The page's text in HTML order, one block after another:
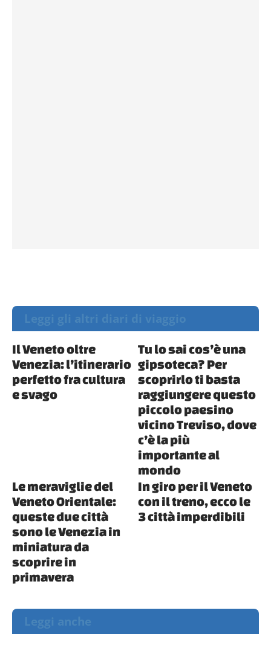
Leggi gli altri diari di viaggio
Il Veneto oltre
Venezia: l’itinerario
perfetto fra cultura
e svago
Tu lo sai cos’è una
gipsoteca? Per
scoprirlo ti basta
raggiungere questo
piccolo paesino
vicino Treviso, dove
c’è la più
importante al
mondo
Le meraviglie del
Veneto Orientale:
queste due città
sono le Venezia in
miniatura da
scoprire in
primavera
In giro per il Veneto
con il treno, ecco le
3 città imperdibili
Leggi anche